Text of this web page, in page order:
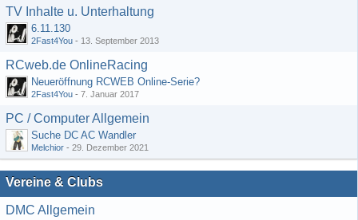
TV Inhalte u. Unterhaltung
6.11.130
2Fast4You - 13. September 2013
RCweb.de OnlineRacing
Neueröffnung RCWEB Online-Serie?
2Fast4You - 7. Januar 2017
PC / Computer Allgemein
Suche DC AC Wandler
Melchior - 29. Dezember 2021
Vereine & Clubs
DMC Allgemein